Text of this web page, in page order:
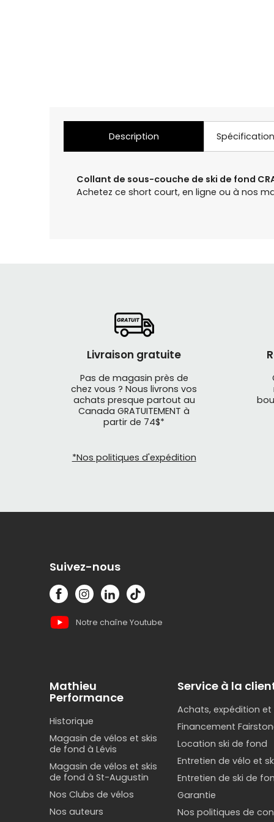
Description
Collant de sous-couche de ski de fond
Achetez ce short court, en ligne ou à nos
Livraison gratuite
Pas de magasin près de
chez vous ? Nous livrons vos
achats presque partout au
Canada GRATUITEMENT à
partir de 74$*
*Nos politiques d'expédition
Suivez-nous
Notre chaîne Youtube
Mathieu
Performance
Historique
Magasin de vélos et skis
de fond à Lévis
Magasin de vélos et skis
de fond à St-Augustin
Nos Clubs de vélos
Nos auteurs
Service à la
Achats, expédition et
Financement
Location ski de fond
Entretien de vélo et
Entretien de ski de
Garantie
Nos politiques de